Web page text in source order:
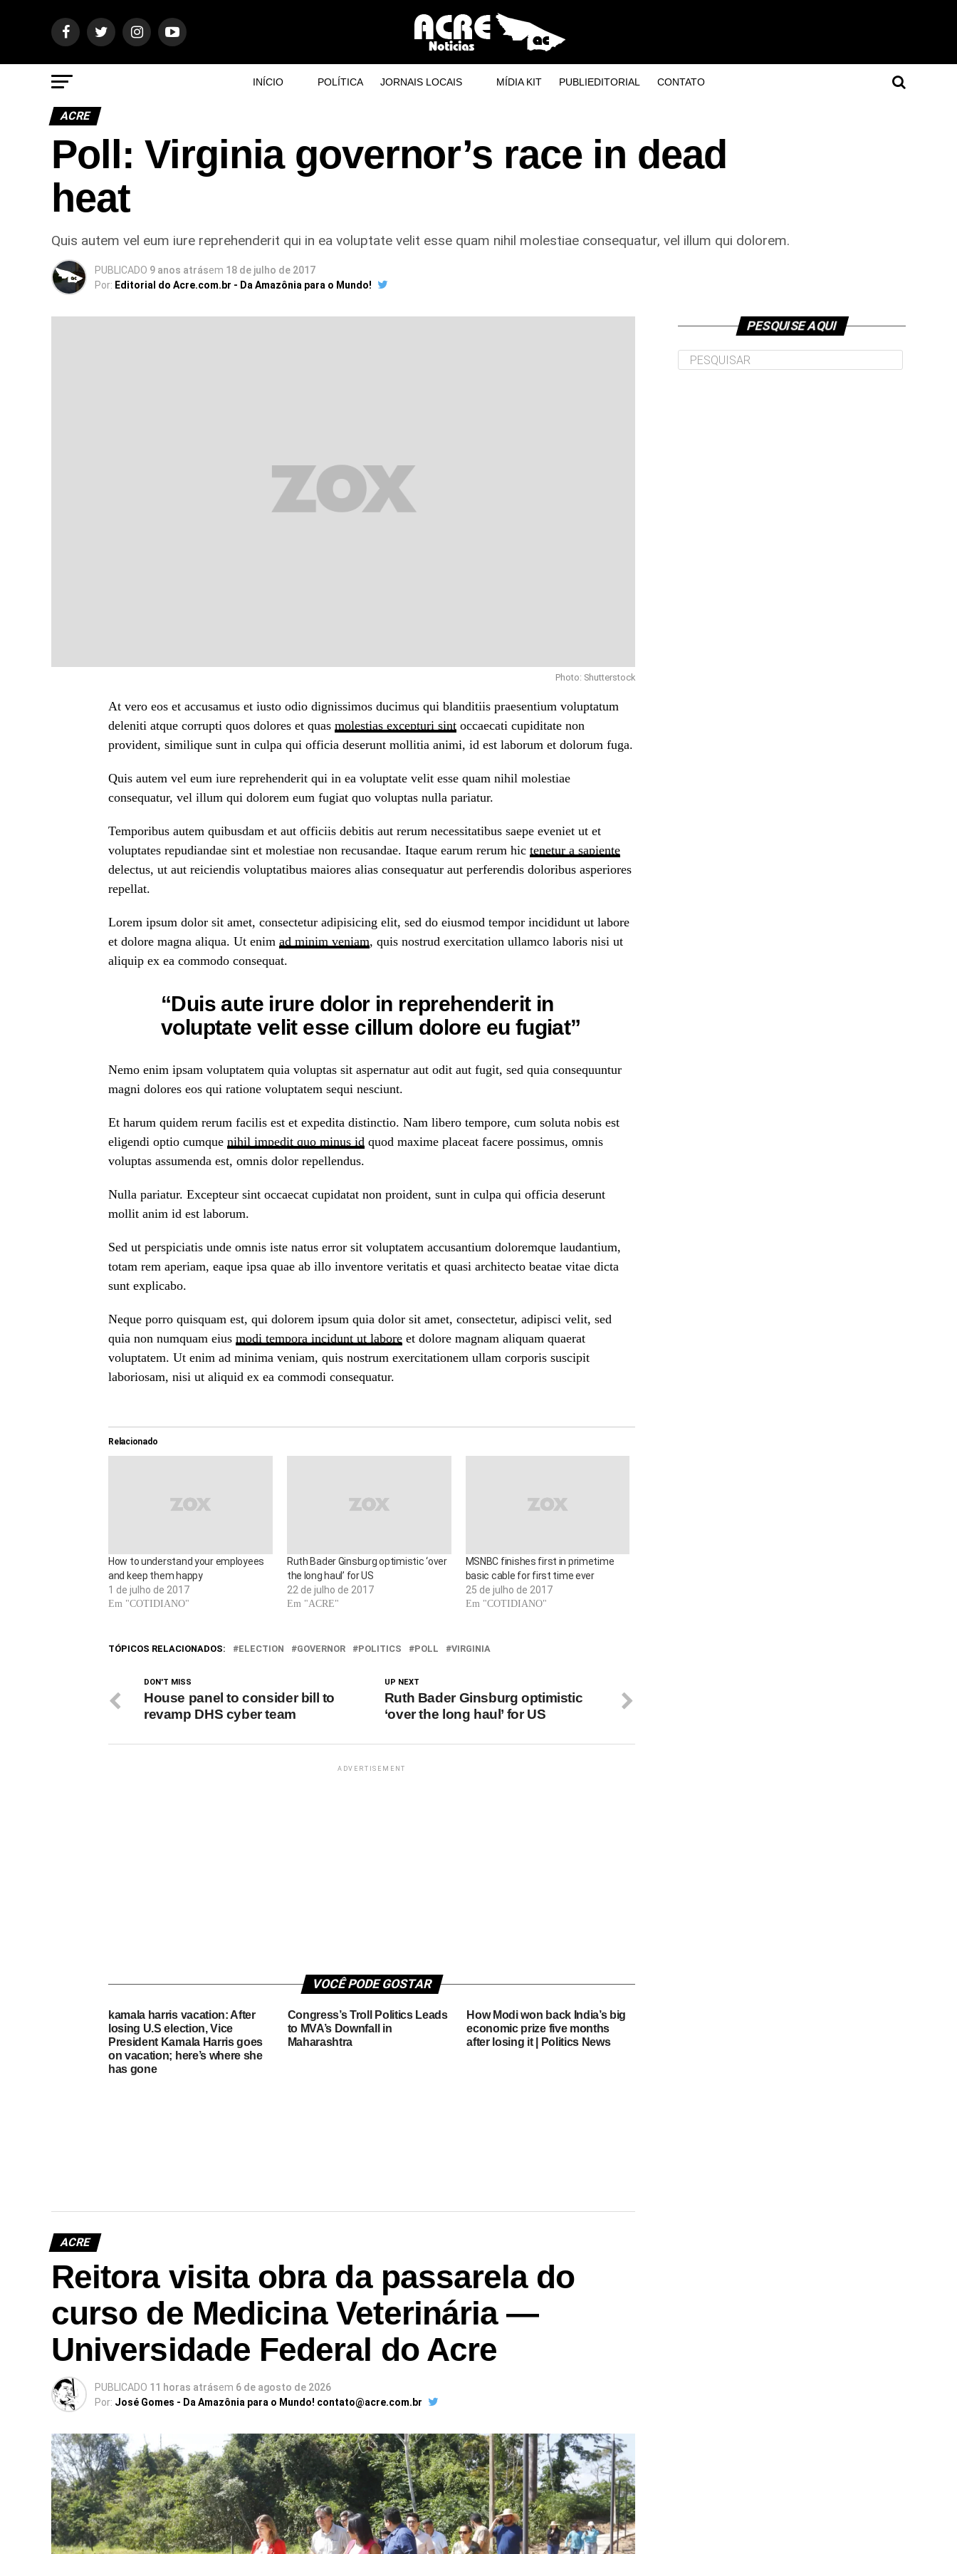
INÍCIO POLÍTICA JORNAIS LOCAIS MÍDIA KIT PUBLIEDITORIAL CONTATO
ACRE
Poll: Virginia governor’s race in dead
heat
Quis autem vel eum iure reprehenderit qui in ea voluptate velit esse quam nihil molestiae consequatur, vel illum qui dolorem.
PUBLICADO 9 anos atrásem 18 de julho de 2017
Por: Editorial do Acre.com.br - Da Amazônia para o Mundo!
Photo: Shutterstock
At vero eos et accusamus et iusto odio dignissimos ducimus qui blanditiis praesentium voluptatum
deleniti atque corrupti quos dolores et quas molestias excepturi sint occaecati cupiditate non
provident, similique sunt in culpa qui officia deserunt mollitia animi, id est laborum et dolorum fuga.
Quis autem vel eum iure reprehenderit qui in ea voluptate velit esse quam nihil molestiae
consequatur, vel illum qui dolorem eum fugiat quo voluptas nulla pariatur.
Temporibus autem quibusdam et aut officiis debitis aut rerum necessitatibus saepe eveniet ut et
voluptates repudiandae sint et molestiae non recusandae. Itaque earum rerum hic tenetur a sapiente
delectus, ut aut reiciendis voluptatibus maiores alias consequatur aut perferendis doloribus asperiores
repellat.
Lorem ipsum dolor sit amet, consectetur adipisicing elit, sed do eiusmod tempor incididunt ut labore
et dolore magna aliqua. Ut enim ad minim veniam, quis nostrud exercitation ullamco laboris nisi ut
aliquip ex ea commodo consequat.
“Duis aute irure dolor in reprehenderit in
voluptate velit esse cillum dolore eu fugiat”
Nemo enim ipsam voluptatem quia voluptas sit aspernatur aut odit aut fugit, sed quia consequuntur
magni dolores eos qui ratione voluptatem sequi nesciunt.
Et harum quidem rerum facilis est et expedita distinctio. Nam libero tempore, cum soluta nobis est
eligendi optio cumque nihil impedit quo minus id quod maxime placeat facere possimus, omnis
voluptas assumenda est, omnis dolor repellendus.
Nulla pariatur. Excepteur sint occaecat cupidatat non proident, sunt in culpa qui officia deserunt
mollit anim id est laborum.
Sed ut perspiciatis unde omnis iste natus error sit voluptatem accusantium doloremque laudantium,
totam rem aperiam, eaque ipsa quae ab illo inventore veritatis et quasi architecto beatae vitae dicta
sunt explicabo.
Neque porro quisquam est, qui dolorem ipsum quia dolor sit amet, consectetur, adipisci velit, sed
quia non numquam eius modi tempora incidunt ut labore et dolore magnam aliquam quaerat
voluptatem. Ut enim ad minima veniam, quis nostrum exercitationem ullam corporis suscipit
laboriosam, nisi ut aliquid ex ea commodi consequatur.
Relacionado
How to understand your employees
and keep them happy
1 de julho de 2017
Em "COTIDIANO"
Ruth Bader Ginsburg optimistic ‘over
the long haul’ for US
22 de julho de 2017
Em "ACRE"
MSNBC finishes first in primetime
basic cable for first time ever
25 de julho de 2017
Em "COTIDIANO"
TÓPICOS RELACIONADOS: ELECTION GOVERNOR POLITICS POLL VIRGINIA
UP NEXT
Ruth Bader Ginsburg optimistic
‘over the long haul’ for US
DON'T MISS
House panel to consider bill to
revamp DHS cyber team
ADVERTISEMENT
VOCÊ PODE GOSTAR
kamala harris vacation: After
losing U.S election, Vice
President Kamala Harris goes
on vacation; here’s where she
has gone
Congress’s Troll Politics Leads
to MVA’s Downfall in
Maharashtra
How Modi won back India’s big
economic prize five months
after losing it | Politics News
ACRE
Reitora visita obra da passarela do
curso de Medicina Veterinária —
Universidade Federal do Acre
PUBLICADO 11 horas atrásem 6 de agosto de 2026
Por: José Gomes - Da Amazônia para o Mundo! contato@acre.com.br
PESQUISE AQUI